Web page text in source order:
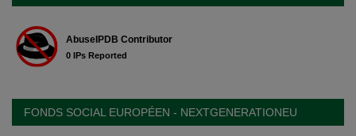
FONDS SOCIAL EUROPÉEN - NEXTGENERATIONEU